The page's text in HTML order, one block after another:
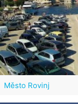
Město Rovinj